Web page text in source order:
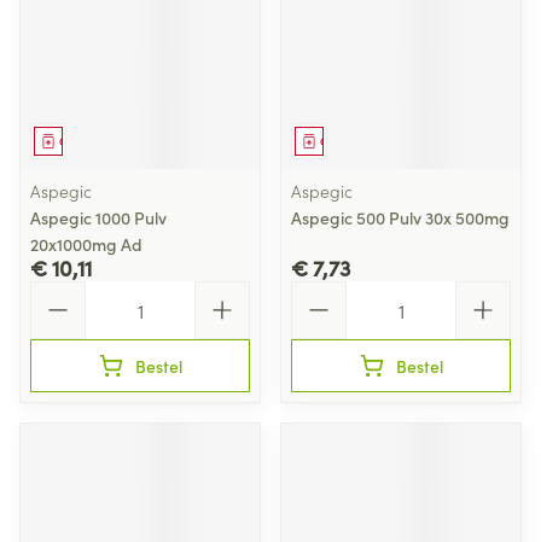
Geneesmiddel
Aspegic
Aspegic 1000 Pulv
20x1000mg Ad
€ 10,11
Bestel
Geneesmiddel
Aspegic
Aspegic 500 Pulv 30x 500mg
€ 7,73
Bestel